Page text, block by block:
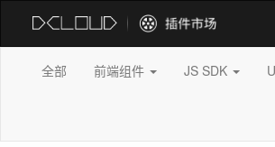
全部 前端组件 JS SDK